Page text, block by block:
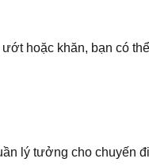
hoặc khăn, bạn có
lý tưởng cho chuyến